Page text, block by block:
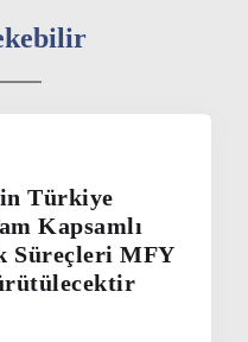
Türkiye
Kapsamlı
Süreçleri MFY